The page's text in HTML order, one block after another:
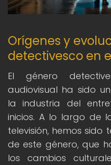
Orígenes y
detectivesco en
El género
audiovisual ha sido
la industria del
inicios. A lo largo de
televisión, hemos sido
de este género, que
los cambios